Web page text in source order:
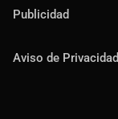
Publicidad
Aviso de Privacidad